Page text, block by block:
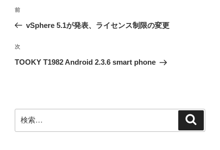
投
ナ
ビ
ゲ
ン
前
の
稿
前
vSphere 5.1が発表、ライセンス制限の変更
次
の
次
TOOKY T1982 Android 2.3.6 smart phone
索: